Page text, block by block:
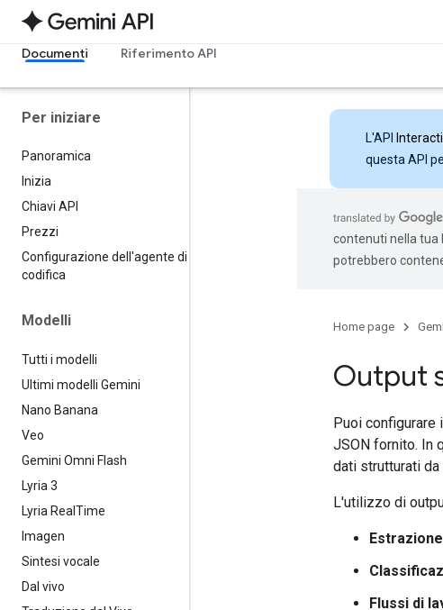
Documenti Riferimento API
Per iniziare
Panoramica
Inizia
Chiavi API
Prezzi
Configurazione dell'agente di
codifica
Modelli
Tutti i modelli
Ultimi modelli Gemini
Nano Banana
Veo
Gemini Omni Flash
Lyria 3
Lyria Real Time
Imagen
Sintesi vocale
Dal vivo
L'API
questa API
contenuti nella tua
potrebbero
Home page
Output
Puoi configurare
JSON fornito. In
dati strutturati
L'utilizzo di
Flussi di